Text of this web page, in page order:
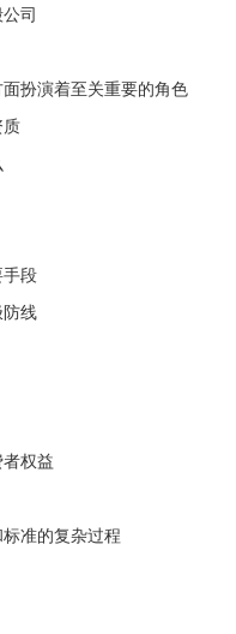
司
扮演着至关重要的角色
质
手段
防线
权益
准的复杂过程